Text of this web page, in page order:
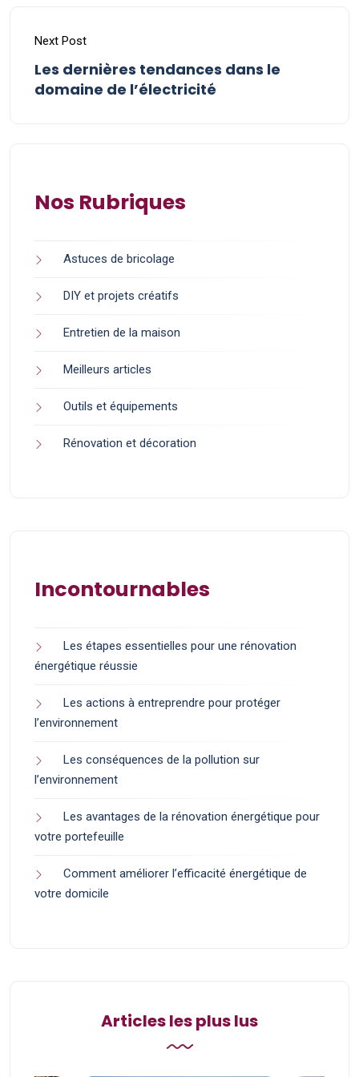
Next Post
Les dernières tendances dans le
domaine de l’électricité
Nos Rubriques
Astuces de bricolage
DIY et projets créatifs
Entretien de la maison
Meilleurs articles
Outils et équipements
Rénovation et décoration
Incontournables
Les étapes essentielles pour une rénovation
énergétique réussie
Les actions à entreprendre pour protéger
l’environnement
Les conséquences de la pollution sur
l’environnement
Les avantages de la rénovation énergétique pour
votre portefeuille
Comment améliorer l’efficacité énergétique de
votre domicile
Articles les plus lus